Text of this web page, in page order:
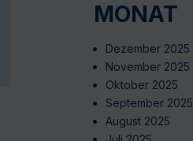
MONAT
Dezember 2025
November 2025
Oktober 2025
September 2025
August 2025